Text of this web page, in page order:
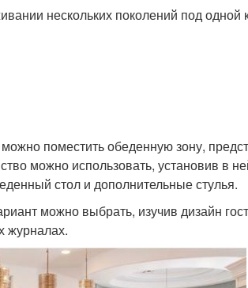
нескольких поколений под одной
поместить обеденную зону,
можно использовать, установив в
стол и дополнительные стулья.
можно выбрать, изучив дизайн
журналах.